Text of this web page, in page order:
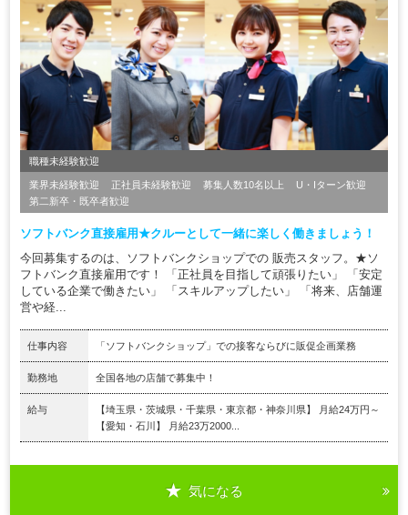
職種未経験歓迎
業界未経験歓迎 正社員未経験歓迎 募集人数10名以上
U・Iターン歓迎
第二新卒・既卒者歓迎
ソフトバンク直接雇用★クルーとして一緒に楽しく働きましょう！
今回募集するのは、ソフトバンクショップでの 販売スタッフ。★ソ
フトバンク直接雇用です！ 「正社員を目指して頑張りたい」 「安定
している企業で働きたい」 「スキルアップしたい」 「将来、店舗運
営や経...
仕事内容 「ソフトバンクショップ」での接客ならびに販促企画業務
勤務地 全国各地の店舗で募集中！
給与
【埼玉県・茨城県・千葉県・東京都・神奈川県】 月給24万円～
【愛知・石川】 月給23万2000...
気になる